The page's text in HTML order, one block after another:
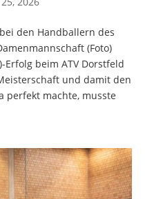
den Handballern des
(Foto)
Erfolg beim ATV Dorstfeld
und damit den
perfekt machte, musste